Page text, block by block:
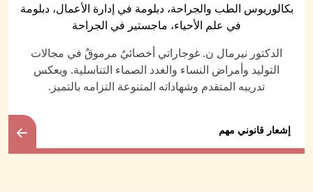
بكالوريوس الطب والجراحة، دبلومة في إدارة الأعمال، دبلومة
في علم الأحياء، ماجستير في الجراحة
الدكتور نيرمال ن. غوجاراتي أخصائيٌ مرموقٌ في مجالات
التوليد وأمراض النساء والغدد الصماء التناسلية. ويعكس
تدريبه المتقدم وشهاداته المتنوعة التزامه بالتميز.
إشعار قانوني مهم